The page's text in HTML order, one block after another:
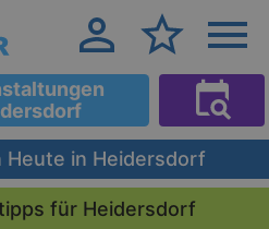
Heute in Heidersdorf
für Heidersdorf